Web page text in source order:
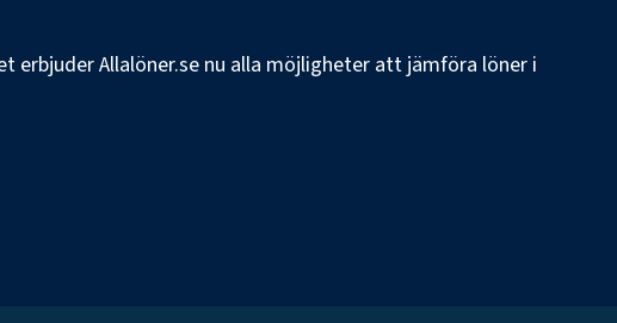
Allalöner.se nu alla möjligheter att jämföra löner i